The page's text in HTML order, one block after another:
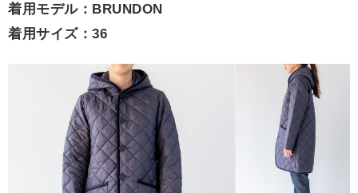
着用モデル：BRUNDON
着用サイズ：36